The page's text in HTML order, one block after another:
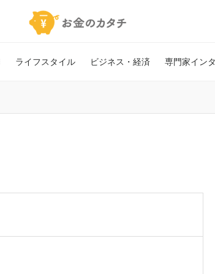
ライフスタイル ビジネス・経済 専門家イン